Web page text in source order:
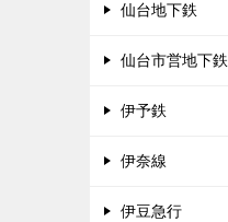
仙台地下鉄
仙台市営地下鉄
伊予鉄
伊奈線
伊豆急行